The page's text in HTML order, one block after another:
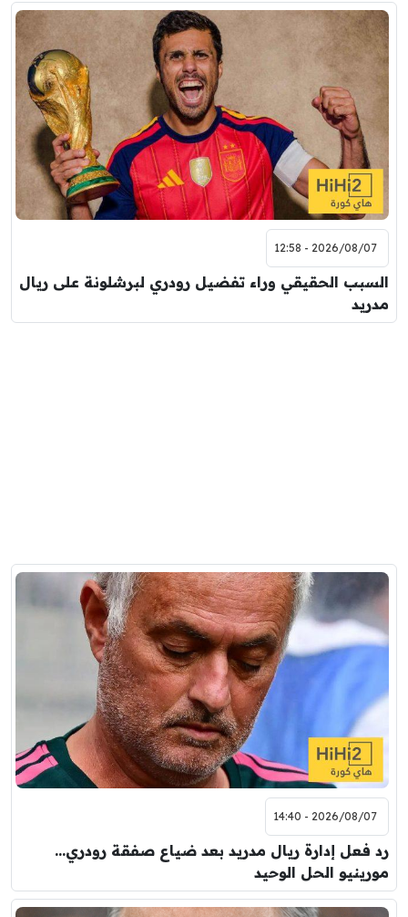
2026/08/07 - 12:58
السبب الحقيقي وراء تفضيل رودري لبرشلونة على ريال
مدريد
2026/08/07 - 14:40
رد فعل إدارة ريال مدريد بعد ضياع صفقة رودري…
مورينيو الحل الوحيد